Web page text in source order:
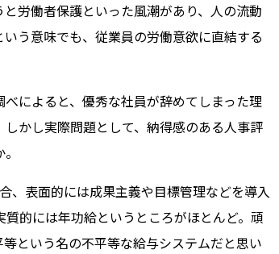
労働者保護といった風潮があり、人の流動
う意味でも、従業員の労働意欲に直結する
によると、優秀な社員が辞めてしまった理
かし実際問題として、納得感のある人事評
、表面的には成果主義や目標管理などを導入
的には年功給というところがほとんど。頑
という名の不平等な給与システムだと思い